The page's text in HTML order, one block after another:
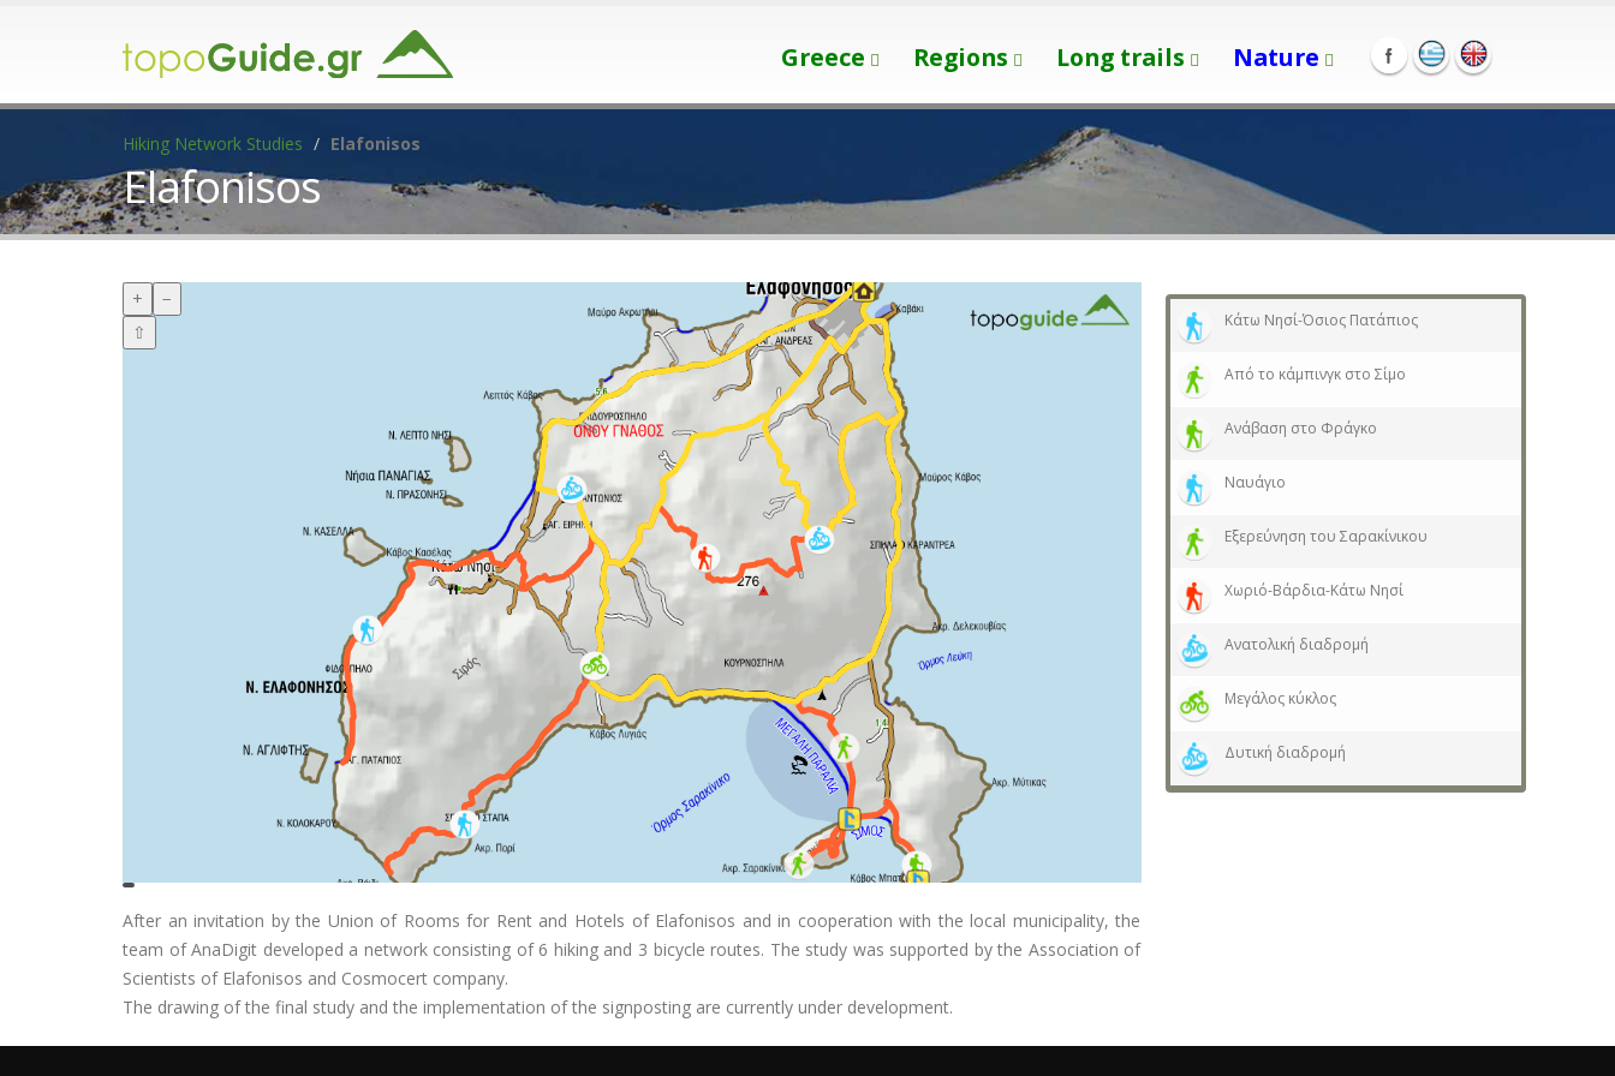
Greece Regions Long trails Nature
Hiking Network Studies Elafonisos
Elafonisos
+
−
⇧
After an invitation by the Union of Rooms for Rent and Hotels of Elafonisos and in cooperation with the local municipality, the
team of AnaDigit developed a network consisting of 6 hiking and 3 bicycle routes. The study was supported by the Association of
Scientists of Elafonisos and Cosmocert company.
The drawing of the final study and the implementation of the signposting are currently under development.
Κάτω Νησί-Όσιος Πατάπιος
Από το κάμπινγκ στο Σίμο
Ανάβαση στο Φράγκο
Ναυάγιο
Εξερεύνηση του Σαρακίνικου
Χωριό-Βάρδια-Κάτω Νησί
Ανατολική διαδρομή
Μεγάλος κύκλος
Δυτική διαδρομή